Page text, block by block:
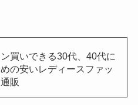
買いできる30代、40代に
の安いレディースファッ
販